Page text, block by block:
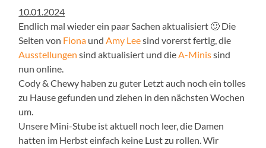
10.01.2024
Endlich mal wieder ein paar Sachen aktualisiert 🙂 Die
Seiten von Fiona undAmy Leesind vorerst fertig, die
Ausstellungensind aktualisiert und dieA-Minissind
nun online.
Cody & Chewy haben zu guter Letzt auch noch ein tolles
zu Hause gefunden und ziehen in den nächsten Wochen
um.
Unsere Mini-Stube ist aktuell noch leer, die Damen
hatten im Herbst einfach keine Lust zu rollen. Wir